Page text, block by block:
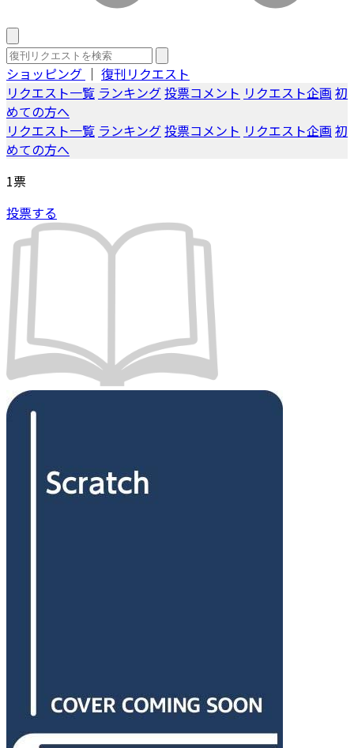
ショッピング ｜ 復刊リクエスト
リクエスト一覧 ランキング投票コメント リクエスト企画 初
めての方へ
リクエスト一覧 ランキング投票コメント リクエスト企画 初
めての方へ
1票
投票する